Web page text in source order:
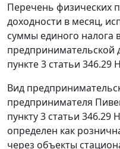
Перечень физических
доходности в месяц,
суммы единого налога
предпринимательской
пункте 3 статьи 346.29
Вид
предпринимателя
пункту 3 статьи 346.29
определен как
через объекты